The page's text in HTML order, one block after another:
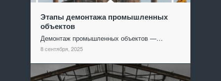
Этапы демонтажа промышленных
объектов
Демонтаж промышленных объектов —…
8 сентября, 2025